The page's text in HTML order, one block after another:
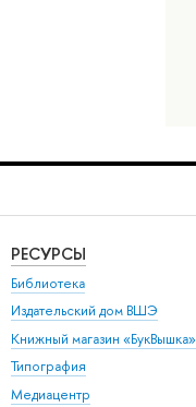
РЕСУРСЫ
Библиотека
Издательский дом ВШЭ
Книжный магазин «БукВышка»
Типография
Медиацентр